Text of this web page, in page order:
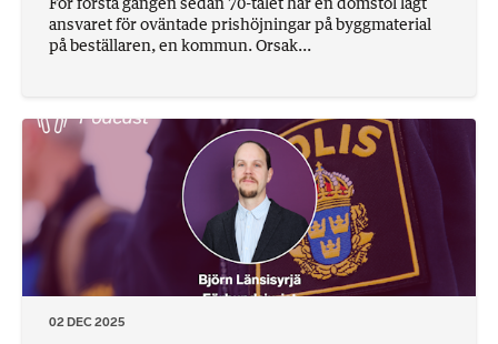
ansvaret för oväntade prishöjningar på byggmaterial
på beställaren, en kommun. Orsak...
02 DEC 2025